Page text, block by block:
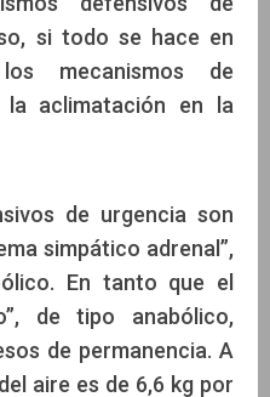
si todo se hace en
mecanismos de
la aclimatación en la
de urgencia son
simpático adrenal”,
En tanto que el
de tipo anabólico,
de permanencia. A
aire es de 6,6 kg por